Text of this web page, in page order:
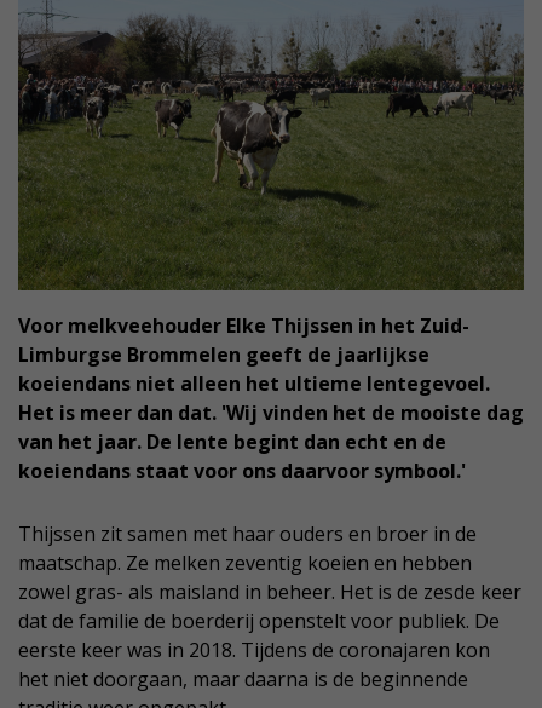
Voor melkveehouder Elke Thijssen in het Zuid-
Limburgse Brommelen geeft de jaarlijkse
koeiendans niet alleen het ultieme lentegevoel.
Het is meer dan dat. 'Wij vinden het de mooiste dag
van het jaar. De lente begint dan echt en de
koeiendans staat voor ons daarvoor symbool.'
Thijssen zit samen met haar ouders en broer in de
maatschap. Ze melken zeventig koeien en hebben
zowel gras- als maisland in beheer. Het is de zesde keer
dat de familie de boerderij openstelt voor publiek. De
eerste keer was in 2018. Tijdens de coronajaren kon
het niet doorgaan, maar daarna is de beginnende